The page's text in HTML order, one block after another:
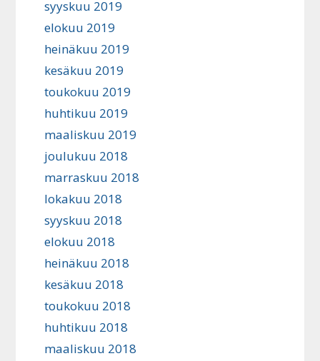
syyskuu 2019
elokuu 2019
heinäkuu 2019
kesäkuu 2019
toukokuu 2019
huhtikuu 2019
maaliskuu 2019
joulukuu 2018
marraskuu 2018
lokakuu 2018
syyskuu 2018
elokuu 2018
heinäkuu 2018
kesäkuu 2018
toukokuu 2018
huhtikuu 2018
maaliskuu 2018